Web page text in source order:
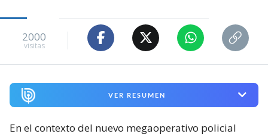
2000
visitas
VER RESUMEN
En el contexto del nuevo megaoperativo policial